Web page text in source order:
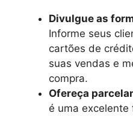
Divulgue as
Informe seus
cartões de
suas vendas e
compra.
Ofereça
é uma